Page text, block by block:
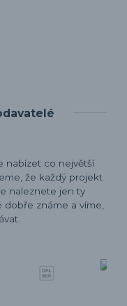
nabízet co největší
že každý projekt
naleznete jen ty
známe a víme,